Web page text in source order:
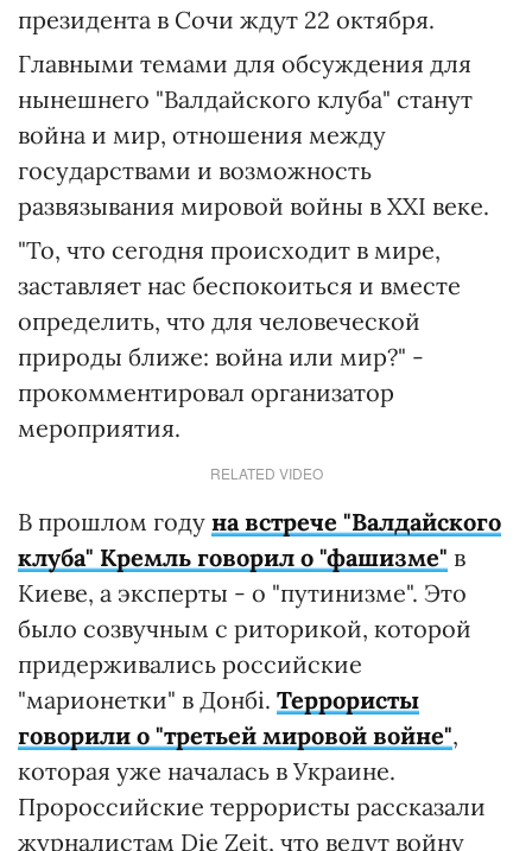
президента в Сочи ждут 22 октября.
Главными темами для обсуждения для
нынешнего "Валдайского клуба" станут
война и мир, отношения между
государствами и возможность
развязывания мировой войны в ХХІ веке.
"То, что сегодня происходит в мире,
заставляет нас беспокоиться и вместе
определить, что для человеческой
природы ближе: война или мир?" -
прокомментировал организатор
мероприятия.
RELATED VIDEO
В прошлом году на встрече "Валдайского
клуба" Кремль говорил о "фашизме" в
Киеве, а эксперты - о "путинизме". Это
было созвучным с риторикой, которой
придерживались российские
"марионетки" в Донбі. Террористы
говорили о "третьей мировой войне",
которая уже началась в Украине.
Пророссийские террористы рассказали
журналистам Die Zeit, что ведут войну